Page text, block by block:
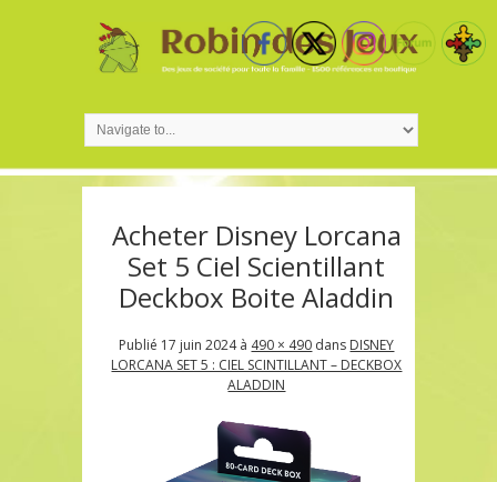
Acheter Disney Lorcana
Set 5 Ciel Scientillant
Deckbox Boite Aladdin
Publié 17 juin 2024à 490 × 490 dans DISNEY
LORCANA SET 5 : CIEL SCINTILLANT – DECKBOX
ALADDIN